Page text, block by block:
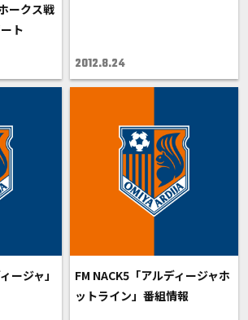
ークス戦
ト
2012.8.24
ージャ」
FM NACK5「アルディージャホ
ットライン」番組情報